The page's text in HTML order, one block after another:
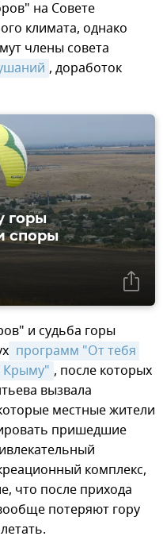
на Совете
климата, однако
члены совета
, доработок
горы
споры
и судьба горы
программ "От тебя
Крыму" , после которых
вызвала
местные жители
пришедшие
комплекс,
что после прихода
потеряют гору